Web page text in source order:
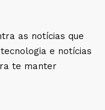
as notícias que
e notícias
te manter